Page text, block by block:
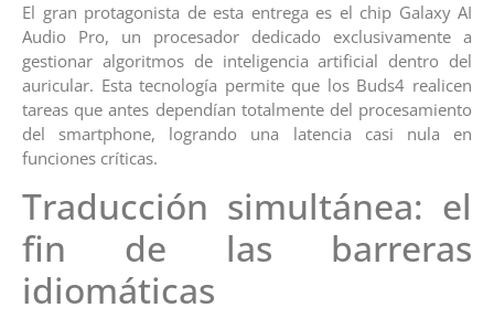
El gran protagonista de esta entrega es el chip Galaxy AI
Audio Pro, un procesador dedicado exclusivamente a
gestionar algoritmos de inteligencia artificial dentro del
auricular. Esta tecnología permite que los Buds4 realicen
tareas que antes dependían totalmente del procesamiento
del smartphone, logrando una latencia casi nula en
funciones críticas.
Traducción simultánea: el
fin de las barreras
idiomáticas